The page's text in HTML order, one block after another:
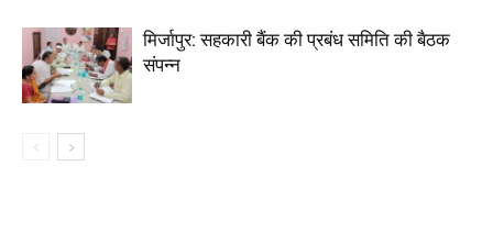
मिर्जापुर: सहकारी बैंक की प्रबंध समिति की बैठक
संपन्न